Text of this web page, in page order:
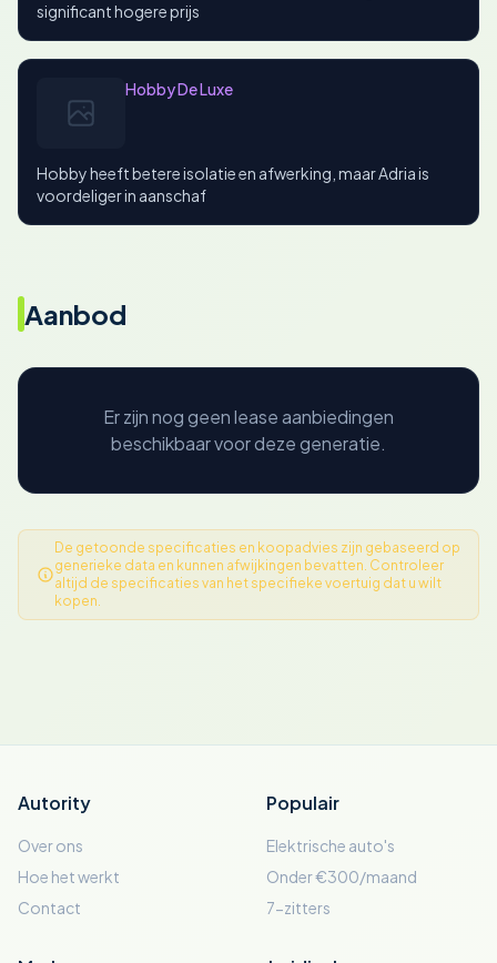
significant hogere prijs
Hobby De Luxe
Hobby heeft betere isolatie en afwerking, maar Adria is
voordeliger in aanschaf
Aanbod
Er zijn nog geen lease aanbiedingen
beschikbaar voor deze generatie.
De getoonde specificaties en koopadvies zijn gebaseerd op
generieke data en kunnen afwijkingen bevatten. Controleer
altijd de specificaties van het specifieke voertuig dat u wilt
kopen.
Autority
Over ons
Hoe het werkt
Contact
Populair
Elektrische auto's
Onder €300/maand
7-zitters